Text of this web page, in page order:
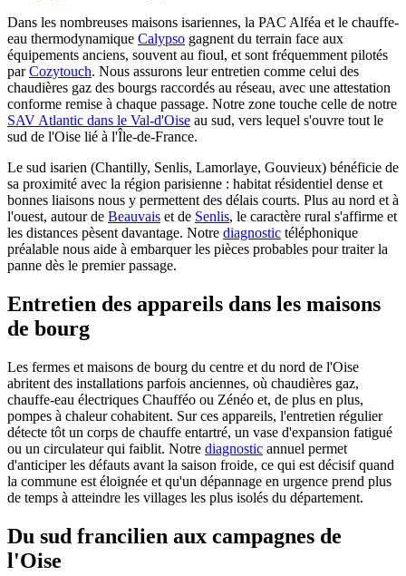
Dans les nombreuses maisons isariennes, la PAC Alféa et le chauffe-
eau thermodynamique Calypso gagnent du terrain face aux
équipements anciens, souvent au fioul, et sont fréquemment pilotés
parCozytouch. Nous assurons leur entretien comme celui des
chaudières gaz des bourgs raccordés au réseau, avec une attestation
conforme remise à chaque passage. Notre zone touche celle de notre
SAV Atlantic dans le Val-d'Oise au sud, vers lequel s'ouvre tout le
sud de l'Oise lié à l'Île-de-France.
Le sud isarien (Chantilly, Senlis, Lamorlaye, Gouvieux) bénéficie de
sa proximité avec la région parisienne : habitat résidentiel dense et
bonnes liaisons nous y permettent des délais courts. Plus au nord et à
l'ouest, autour de Beauvais et de Senlis, le caractère rural s'affirme et
les distances pèsent davantage. Notre diagnostic téléphonique
préalable nous aide à embarquer les pièces probables pour traiter la
panne dès le premier passage.
Entretien des appareils dans les maisons
de bourg
Les fermes et maisons de bourg du centre et du nord de l'Oise
abritent des installations parfois anciennes, où chaudières gaz,
chauffe-eau électriques Chaufféo ou Zénéo et, de plus en plus,
pompes à chaleur cohabitent. Sur ces appareils, l'entretien régulier
détecte tôt un corps de chauffe entartré, un vase d'expansion fatigué
ou un circulateur qui faiblit. Notre diagnostic annuel permet
d'anticiper les défauts avant la saison froide, ce qui est décisif quand
la commune est éloignée et qu'un dépannage en urgence prend plus
de temps à atteindre les villages les plus isolés du département.
Du sud francilien aux campagnes de
l'Oise